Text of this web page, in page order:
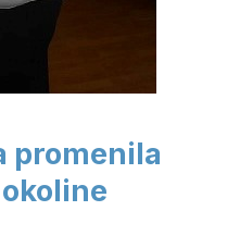
promenila